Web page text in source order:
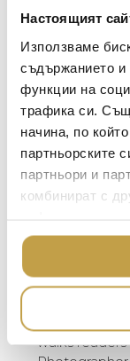
Настоящият
Използваме
съдържанието и
функции на
трафика си.
начина, по
партньорските
партньори и
комбинират с
ползването от
and
through the
a more
stereotypes.
people of
present
genius loci.
definition of
York icons,
that are
artist
Upper West
impresario
walks